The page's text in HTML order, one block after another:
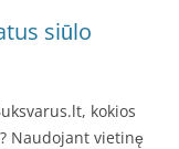
siūlo
kokios
Naudojant vietinę